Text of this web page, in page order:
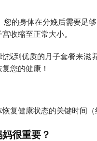
的身体在分娩后需要足
收缩至正常大小。
找到优质的月子套餐来
您的健康！
复健康状态的关键时间（
很重要？